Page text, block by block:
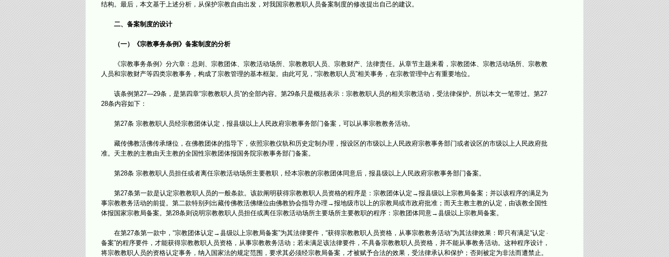
结构。最后，本文基于上述分析，从保护宗教自由出发，对我国宗教教职人员备案制度的修改提出自己的建议。
二、备案制度的设计
（一）《宗教事务条例》备案制度的分析
《宗教事务条例》分六章：总则、宗教团体、宗教活动场所、宗教教职人员、宗教财产、法律责任。从章节主题来看，宗教团体、宗教活动场所、宗教教职
人员和宗教财产等四类宗教事务，构成了宗教管理的基本框架。由此可见，“宗教教职人员”相关事务，在宗教管理中占有重要地位。
该条例第27—29条，是第四章“宗教教职人员”的全部内容。第29条只是概括表示：宗教教职人员的相关宗教活动，受法律保护。所以本文一笔带过。第27—
28条内容如下：
第27条 宗教教职人员经宗教团体认定，报县级以上人民政府宗教事务部门备案，可以从事宗教教务活动。
藏传佛教活佛传承继位，在佛教团体的指导下，依照宗教仪轨和历史定制办理，报设区的市级以上人民政府宗教事务部门或者设区的市级以上人民政府批
准。天主教的主教由天主教的全国性宗教团体报国务院宗教事务部门备案。
第28条 宗教教职人员担任或者离任宗教活动场所主要教职，经本宗教的宗教团体同意后，报县级以上人民政府宗教事务部门备案。
第27条第一款是认定宗教教职人员的一般条款。该款阐明获得宗教教职人员资格的程序是：宗教团体认定→报县级以上宗教局备案；并以该程序的满足为从
事宗教教务活动的前提。第二款特别列出藏传佛教活佛继位由佛教协会指导办理→报地级市以上的宗教局或市政府批准；而天主教主教的认定，由该教全国性团
体报国家宗教局备案。第28条则说明宗教教职人员担任或离任宗教活动场所主要场所主要教职的程序：宗教团体同意→县级以上宗教局备案。
在第27条第一款中，“宗教团体认定→县级以上宗教局备案”为其法律要件，“获得宗教教职人员资格，从事宗教教务活动”为其法律效果：即只有满足“认定－
备案”的程序要件，才能获得宗教教职人员资格，从事宗教教务活动；若未满足该法律要件，不具备宗教教职人员资格，并不能从事教务活动。这种程序设计，
将宗教教职人员的资格认定事务，纳入国家法的规定范围，要求其必须经宗教局备案，才被赋予合法的效果，受法律承认和保护；否则被定为非法而遭禁止。这